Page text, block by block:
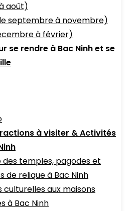
août)
septembre à novembre)
à février)
se rendre à Bac Ninh et se
à visiter & Activités
temples, pagodes et
de relique à Bac Ninh
culturelles aux maisons
à Bac Ninh